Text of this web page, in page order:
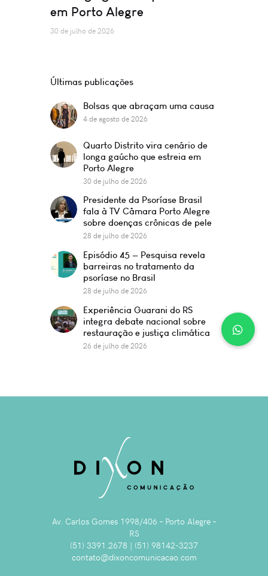
em Porto Alegre
30 de julho de 2026
Últimas publicações
Bolsas que abraçam uma causa
4 de agosto de 2026
Quarto Distrito vira cenário de
longa gaúcho que estreia em
Porto Alegre
30 de julho de 2026
Presidente da Psoríase Brasil
fala à TV Câmara Porto Alegre
sobre doenças crônicas de pele
28 de julho de 2026
Episódio 45 — Pesquisa revela
barreiras no tratamento da
psoríase no Brasil
28 de julho de 2026
Experiência Guarani do RS
integra debate nacional sobre
restauração e justiça climática
26 de julho de 2026
Av. Carlos Gomes 1998/406 – Porto Alegre –
RS
(51) 3391.2678 | (51) 98142-3237
contato@dixoncomunicacao.com